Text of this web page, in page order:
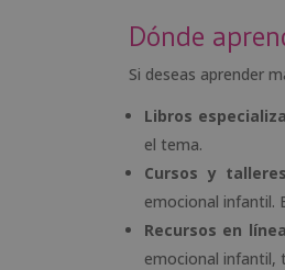
Dónde
Si deseas aprender
Libros
el tema.
Cursos y talleres
emocional infantil.
Recursos en línea
emocional infantil,